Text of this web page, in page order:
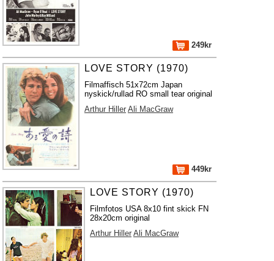
249kr
LOVE STORY (1970)
Filmaffisch 51x72cm Japan
nyskick/rullad RO small tear original
Arthur Hiller Ali MacGraw
449kr
LOVE STORY (1970)
Filmfotos USA 8x10 fint skick FN
28x20cm original
Arthur Hiller Ali MacGraw